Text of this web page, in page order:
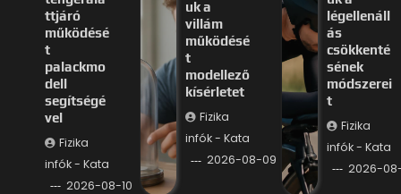
ttjáró
működésé
t
palackmo
dell
segítségé
vel
Fizika
infók - Kata
2026-08-10
uk a
villám
működésé
t
modellező
kísérletet
Fizika
infók - Kata
2026-08-09
légellenáll
ás
csökkenté
sének
módszerei
t
Fizika
infók - Kata
2026-